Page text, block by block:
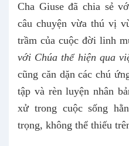
Cha Giuse đã chia sẻ
câu chuyện vừa thú vị
trầm của cuộc đời linh
với Chúa thể hiện qua
cũng căn dặn các chú
tập và rèn luyện nhân
xử trong cuộc sống
trọng, không thể thiếu